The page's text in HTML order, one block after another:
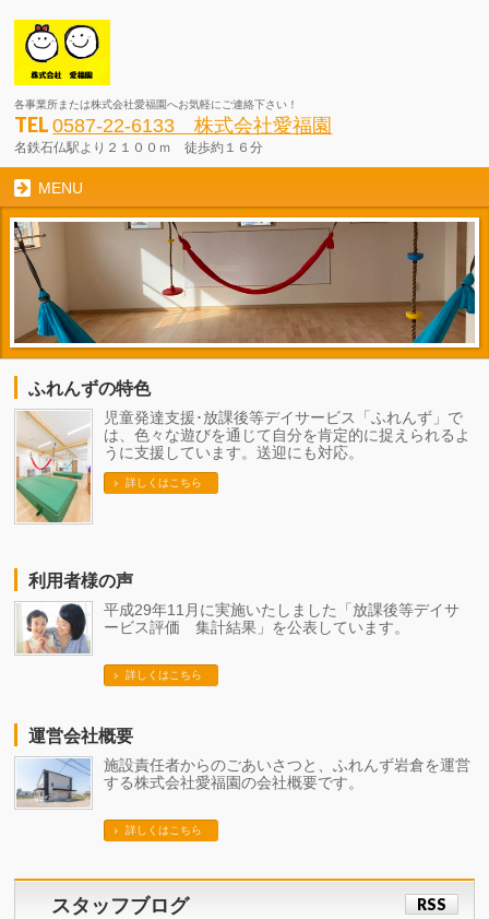
各事業所または株式会社愛福園へお気軽にご連絡下さい！
TEL0587-22-6133 株式会社愛福園
名鉄石仏駅より２１００ｍ 徒歩約１６分
MENU
ふれんずの特色
児童発達支援･放課後等デイサービス「ふれんず」で
は、色々な遊びを通じて自分を肯定的に捉えられるよ
うに支援しています。送迎にも対応。
詳しくはこちら
利用者様の声
平成29年11月に実施いたしました「放課後等デイサ
ービス評価 集計結果」を公表しています。
詳しくはこちら
運営会社概要
施設責任者からのごあいさつと、ふれんず岩倉を運営
する株式会社愛福園の会社概要です。
詳しくはこちら
スタッフブログ RSS